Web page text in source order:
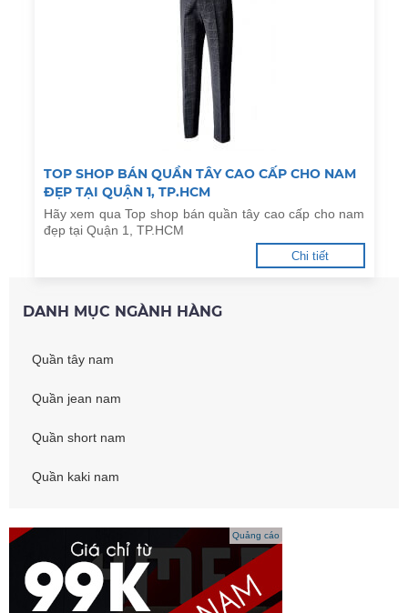
TOP SHOP BÁN QUẦN TÂY CAO CẤP CHO NAM
ĐẸP TẠI QUẬN 1, TP.HCM
Hãy xem qua Top shop bán quần tây cao cấp cho nam
đẹp tại Quận 1, TP.HCM
Chi tiết
DANH MỤC NGÀNH HÀNG
Quần tây nam
Quần jean nam
Quần short nam
Quần kaki nam
Quảng cáo